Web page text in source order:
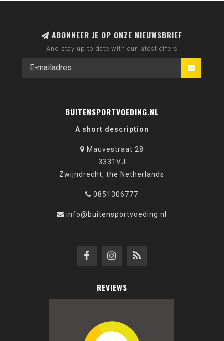
ABONNEER JE OP ONZE NIEUWSBRIEF
And stay up to date with our latest offers
BUITENSPORTVOEDING.NL
A short description
Mauvestraat 28
3331VJ
Zwijndrecht, the Netherlands
0851306777
info@buitensportvoeding.nl
REVIEWS